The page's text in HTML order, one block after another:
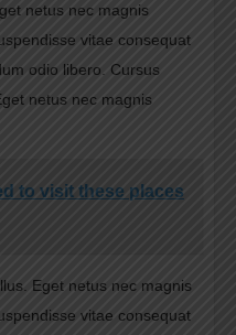
netus nec magnis
vitae consequat
odio libero. Cursus
netus nec magnis
to visit these places
Eget netus nec magnis
vitae consequat